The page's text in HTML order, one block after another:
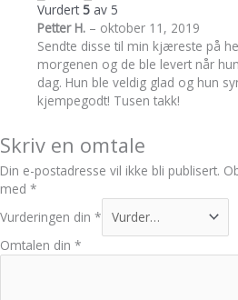
Vurdert5 av 5
Petter H. – oktober 11, 2019
Sendte disse til min kjæreste på
morgenen og de ble levert når
dag. Hun ble veldig glad og hun
kjempegodt! Tusen takk!
Skriv en omtale
Din e-postadresse vil ikke bli publisert.
med *
Vurderingen din *
Omtalen din *